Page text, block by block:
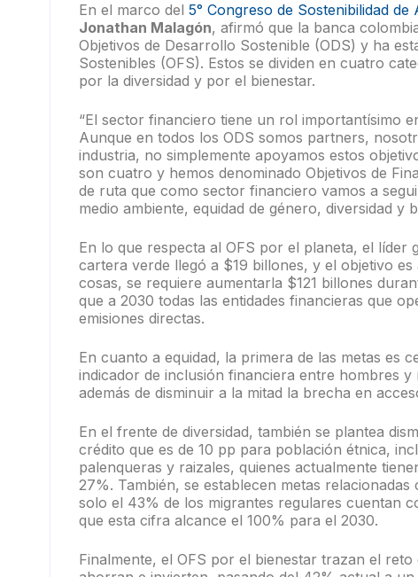
En el marco del 5° Congreso de Sostenibilidad de
Jonathan Malagón, afirmó que la banca
Objetivos de Desarrollo Sostenible (ODS) y ha
Sostenibles (OFS). Estos se dividen en cuatro
por la diversidad y por el bienestar.
“El sector financiero tiene un rol importantísimo
Aunque en todos los ODS somos partners,
industria, no simplemente apoyamos estos
son cuatro y hemos denominado Objetivos de
de ruta que como sector financiero vamos a
medio ambiente, equidad de género, diversidad y
En lo que respecta al OFS por el planeta, el líder
cartera verde llegó a $19 billones, y el objetivo
cosas, se requiere aumentarla $121 billones
que a 2030 todas las entidades financieras que
emisiones directas.
En cuanto a equidad, la primera de las metas es
indicador de inclusión financiera entre hombres
además de disminuir a la mitad la brecha en
En el frente de diversidad, también se plantea
crédito que es de 10 pp para población étnica,
palenqueras y raizales, quienes actualmente
27%. También, se establecen metas
solo el 43% de los migrantes regulares cuentan
que esta cifra alcance el 100% para el 2030.
Finalmente, el OFS por el bienestar trazan el